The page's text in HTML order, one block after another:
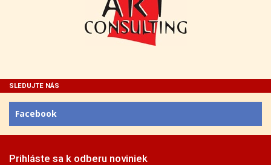
SLEDUJTE NÁS
Facebook
Prihláste sa k odberu noviniek